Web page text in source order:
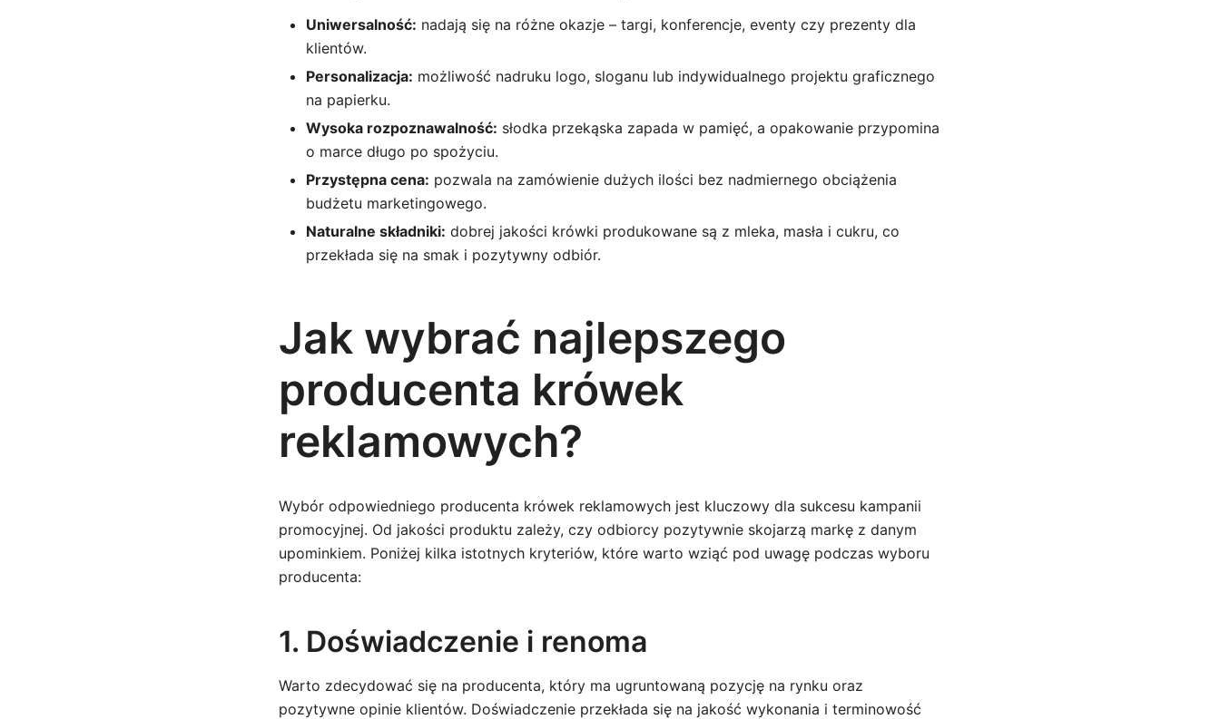
Uniwersalność: nadają się na różne okazje – targi, konferencje, eventy czy prezenty dla
klientów.
Personalizacja: możliwość nadruku logo, sloganu lub indywidualnego projektu graficznego
na papierku.
Wysoka rozpoznawalność: słodka przekąska zapada w pamięć, a opakowanie przypomina
o marce długo po spożyciu.
Przystępna cena: pozwala na zamówienie dużych ilości bez nadmiernego obciążenia
budżetu marketingowego.
Naturalne składniki: dobrej jakości krówki produkowane są z mleka, masła i cukru, co
przekłada się na smak i pozytywny odbiór.
Jak wybrać najlepszego
producenta krówek
reklamowych?
Wybór odpowiedniego producenta krówek reklamowych jest kluczowy dla sukcesu kampanii
promocyjnej. Od jakości produktu zależy, czy odbiorcy pozytywnie skojarzą markę z danym
upominkiem. Poniżej kilka istotnych kryteriów, które warto wziąć pod uwagę podczas wyboru
producenta:
1. Doświadczenie i renoma
Warto zdecydować się na producenta, który ma ugruntowaną pozycję na rynku oraz
pozytywne opinie klientów. Doświadczenie przekłada się na jakość wykonania i terminowość